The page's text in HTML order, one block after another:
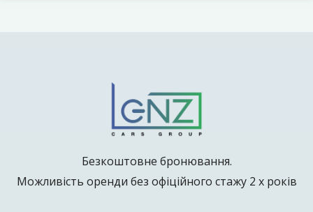
Безкоштовне бронювання.
Можливість оренди без офіційного стажу 2 х років